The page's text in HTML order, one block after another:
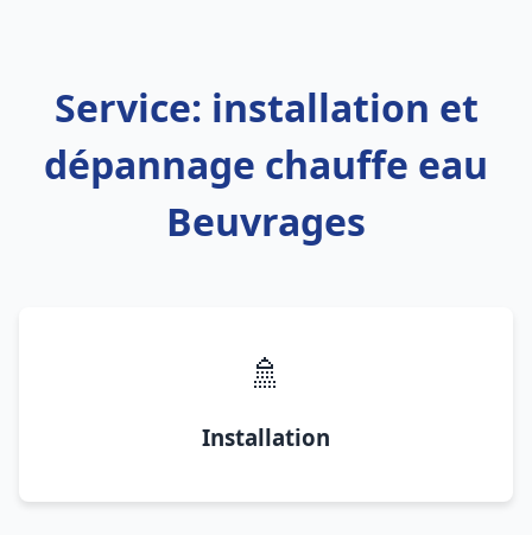
Service: installation et
dépannage chauffe eau
Beuvrages
🚿
Installation